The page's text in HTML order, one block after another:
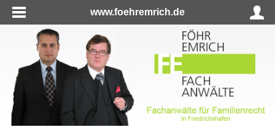
www.foehremrich.de